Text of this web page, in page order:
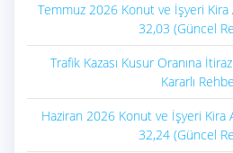
Temmuz 2026 Konut ve İşyeri Kira
32,03 (Güncel
Trafik Kazası Kusur Oranına İtiraz
Kararlı
Haziran 2026 Konut ve İşyeri Kira
32,24 (Güncel